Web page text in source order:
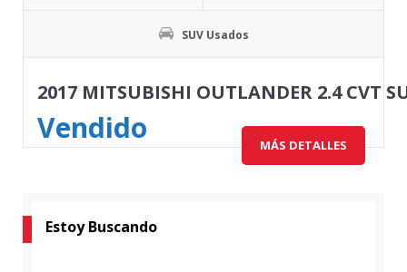
SUV Usados
2017 MITSUBISHI OUTLANDER 2.4 CVT
Vendido MÁS DETALLES
Estoy Buscando